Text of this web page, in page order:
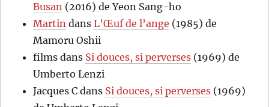
Busan (2016) de Yeon Sang-ho
Martin dansL’Œuf de l’ange (1985) de
Mamoru Oshii
films dans Si douces, si perverses (1969) de
Umberto Lenzi
Jacques C dans Si douces, si perverses (1969)